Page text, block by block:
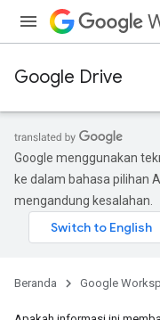
Google Drive
Google menggunakan
ke dalam bahasa pilihan
mengandung kesalahan.
Beranda Google